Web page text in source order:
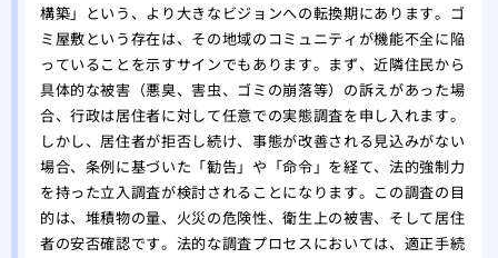
構築」という、より大きなビジョンへの転換期にあります。ゴ
ミ屋敷という存在は、その地域のコミュニティが機能不全に陥
っていることを示すサインでもあります。まず、近隣住民から
具体的な被害（悪臭、害虫、ゴミの崩落等）の訴えがあった場
合、行政は居住者に対して任意での実態調査を申し入れます。
しかし、居住者が拒否し続け、事態が改善される見込みがない
場合、条例に基づいた「勧告」や「命令」を経て、法的強制力
を持った立入調査が検討されることになります。この調査の目
的は、堆積物の量、火災の危険性、衛生上の被害、そして居住
者の安否確認です。法的な調査プロセスにおいては、適正手続